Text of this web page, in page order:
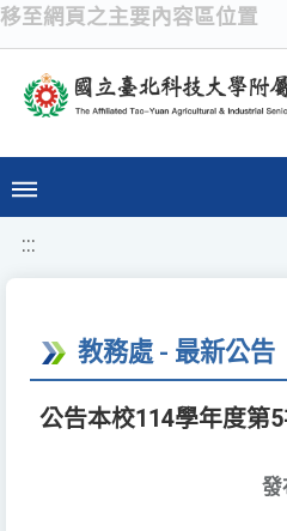
移至網頁之主要內容區位置
:::
教務處 - 最新公告
公告本校114學年度第
發